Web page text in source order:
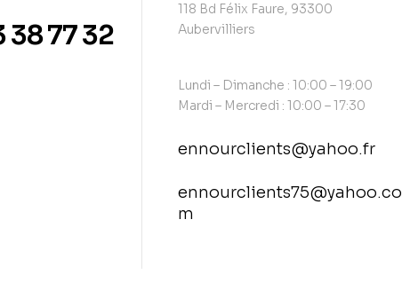
38 77 32
118 Bd Félix Faure, 93300
Aubervilliers
Lundi – Dimanche : 10:00 – 19:00
Mardi – Mercredi : 10:00 – 17:30
ennourclients@yahoo.fr
ennourclients75@yahoo.co
m